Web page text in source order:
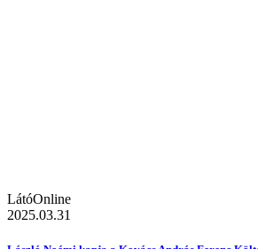
LátóOnline
2025.03.31